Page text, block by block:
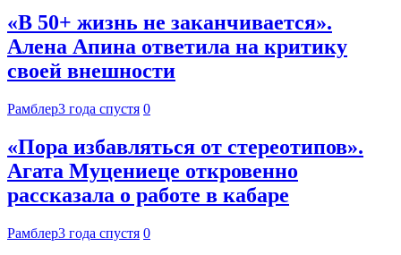
«В 50+ жизнь не заканчивается».
Алена Апина ответила на критику
своей внешности
Рамблер3 года спустя 0
«Пора избавляться от стереотипов».
Агата Муцениеце откровенно
рассказала о работе в кабаре
Рамблер3 года спустя 0